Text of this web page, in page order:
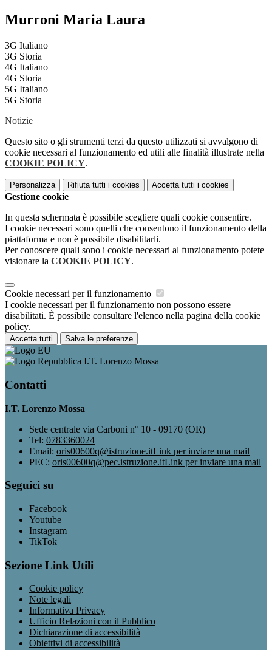
Murroni Maria Laura
3G Italiano
3G Storia
4G Italiano
4G Storia
5G Italiano
5G Storia
Notizie
Questo sito o gli strumenti terzi da questo utilizzati si avvalgono di
cookie necessari al funzionamento ed utili alle finalità illustrate nella
COOKIE POLICY.
Personalizza Rifiuta tutti i cookies Accetta tutti i cookies
Gestione cookie
In questa schermata è possibile scegliere quali cookie consentire.
I cookie necessari sono quelli che consentono il funzionamento della
piattaforma e non è possibile disabilitarli.
Per conoscere quali sono i cookie necessari al funzionamento potete
visionare la COOKIE POLICY.
Cookie necessari per il funzionamento
I cookie necessari per il funzionamento non possono essere
disabilitati. È possibile consultare l'elenco nella pagina della cookie
policy.
Accetta tutti Salva le preferenze
I.T. Lorenzo Mossa
Contatti
I.T. Lorenzo Mossa
Sede centrale via Carboni n° 10 - 09170 (OR)
Tel: 0783360024
Email: oris00600q@istruzione.itLink per inviare una mail
PEC: oris00600q@pec.istruzione.itLink per inviare una mail
Seguici su
Facebook
Youtube
Instagram
TikTok
Sezione Link Utili
Cookie policy
Note legali
Informativa Privacy
Ufficio Relazioni con il Pubblico
Dichiarazione di accessibilità
Obiettivi di accessibilità